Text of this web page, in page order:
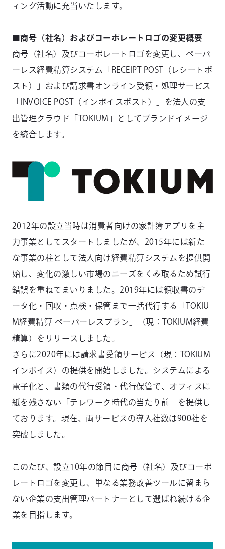
ィング活動に充当いたします。
■商号（社名）およびコーポレートロゴの変更概要
商号（社名）及びコーポレートロゴを変更し、ペーパ
ーレス経費精算システム「RECEIPT POST（レシートポ
スト）」および請求書オンライン受領・処理サービス
「INVOICE POST（インボイスポスト）」を法人の支
出管理クラウド「TOKIUM」としてブランドイメージ
を統合します。
2012年の設立当時は消費者向けの家計簿アプリを主
力事業としてスタートしましたが、2015年には新た
な事業の柱として法人向け経費精算システムを提供開
始し、変化の激しい市場のニーズをくみ取るため試行
錯誤を重ねてまいりました。2019年には領収書のデ
ータ化・回収・点検・保管まで一括代行する「TOKIU
M経費精算 ペーパーレスプラン」（現：TOKIUM経費
精算）をリリースしました。
さらに2020年には請求書受領サービス（現：TOKIUM
インボイス）の提供を開始しました。システムによる
電子化と、書類の代行受領・代行保管で、オフィスに
紙を残さない「テレワーク時代の当たり前」を提供し
ております。現在、両サービスの導入社数は900社を
突破しました。
このたび、設立10年の節目に商号（社名）及びコーポ
レートロゴを変更し、単なる業務改善ツールに留まら
ない企業の支出管理パートナーとして選ばれ続ける企
業を目指します。